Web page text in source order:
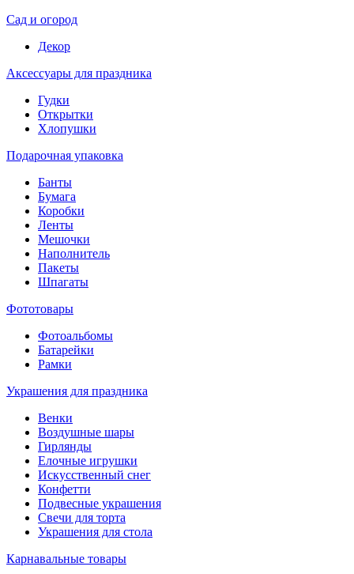
Сад и огород
Декор
Аксессуары для праздника
Гудки
Открытки
Хлопушки
Подарочная упаковка
Банты
Бумага
Коробки
Ленты
Мешочки
Наполнитель
Пакеты
Шпагаты
Фототовары
Фотоальбомы
Батарейки
Рамки
Украшения для праздника
Венки
Воздушные шары
Гирлянды
Елочные игрушки
Искусственный снег
Конфетти
Подвесные украшения
Свечи для торта
Украшения для стола
Карнавальные товары